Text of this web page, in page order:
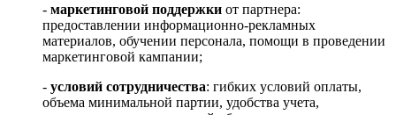
- маркетинговой поддержки от партнера:
предоставлении информационно-рекламных
материалов, обучении персонала, помощи в проведении
маркетинговой кампании;
- условий сотрудничества: гибких условий оплаты,
объема минимальной партии, удобства учета,